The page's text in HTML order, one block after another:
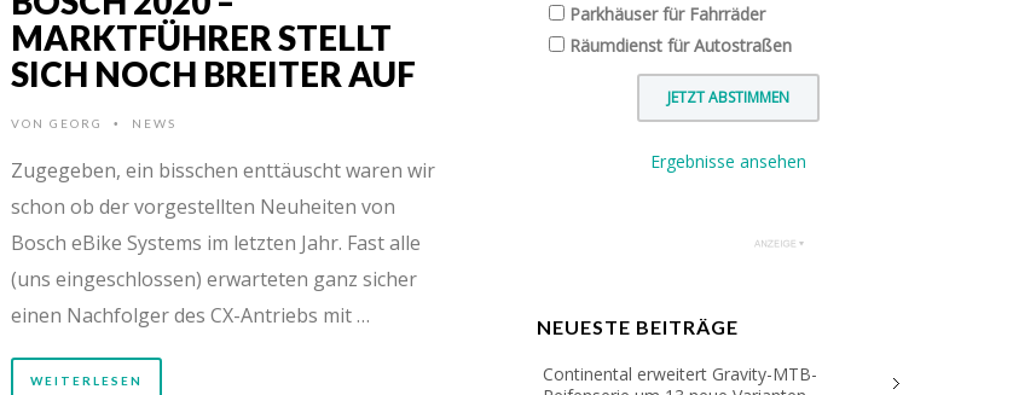
MARKTFÜHRER STELLT
SICH NOCH BREITER AUF
VON GEORG • NEWS
Zugegeben, ein bisschen enttäuscht waren wir
schon ob der vorgestellten Neuheiten von
Bosch eBike Systems im letzten Jahr. Fast alle
(uns eingeschlossen) erwarteten ganz sicher
einen Nachfolger des CX-Antriebs mit …
WEITERLESEN
Parkhäuser für Fahrräder
Räumdienst für Autostraßen
Ergebnisse ansehen
NEUESTE BEITRÄGE
Continental erweitert Gravity-MTB-